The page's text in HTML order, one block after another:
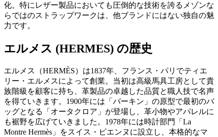
化。特にレザー製品においても圧倒的な技術を誇るメゾンな
らではのストラップワークは、他ブランドにはない独自の魅
力です。
エルメス (HERMES) の歴史
エルメス（HERMÈS）は1837年、フランス・パリでティエ
リー・エルメスによって創業。当初は高級馬具工房として貴
族階級を顧客に持ち、革製品の卓越した品質と職人技で名声
を得ていきます。1900年には「バーキン」の原型で最初のバ
ッグとなる「オータクロア」が登場し、革小物やアパレルに
も裾野を広げていきました。1978年には時計部門「La
Montre Hermès」をスイス・ビエンヌに設立し、本格的なマ